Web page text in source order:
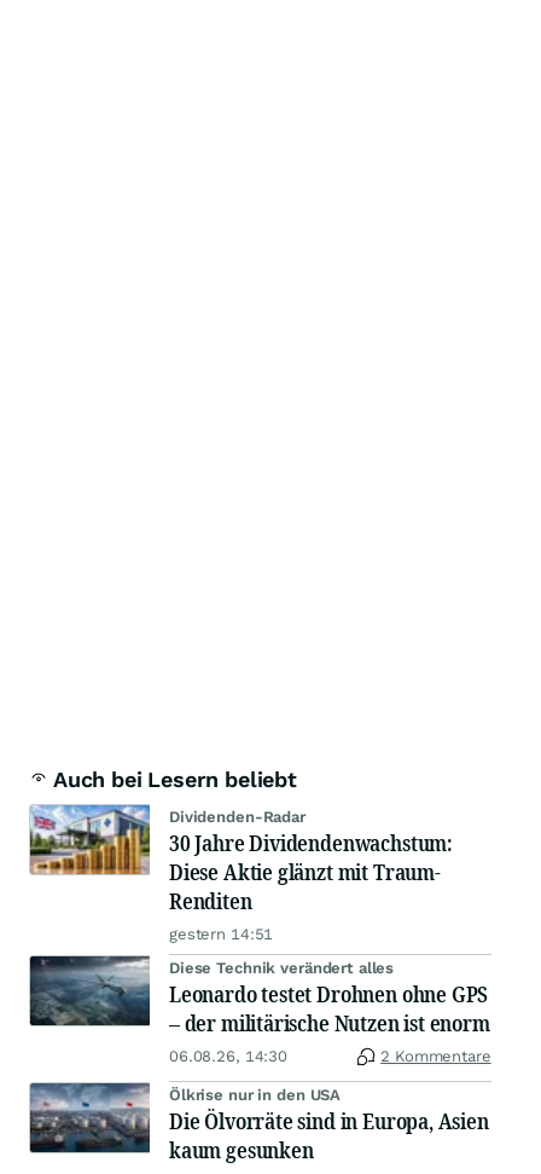
Auch bei Lesern beliebt
Dividenden-Radar
30 Jahre Dividendenwachstum:
Diese Aktie glänzt mit Traum-
Renditen
gestern 14:51
Diese Technik verändert alles
Leonardo testet Drohnen ohne GPS
– der militärische Nutzen ist enorm
06.08.26, 14:30 2 Kommentare
Ölkrise nur in den USA
Die Ölvorräte sind in Europa, Asien
kaum gesunken